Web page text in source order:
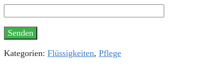
Kategorien: Flüssigkeiten, Pflege